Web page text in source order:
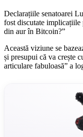
Declarațiile senatoarei
fost discutate implicațiile
din aur în Bitcoin?”
Această viziune se
și presupui că va crește
articulare fabuloasă” a